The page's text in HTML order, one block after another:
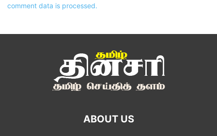
comment data is processed.
ABOUT US